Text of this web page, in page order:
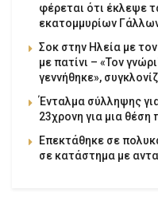
φέρεται ότι έκλεψε
εκατομμυρίων
Σοκ στην Ηλεία με
με πατίνι – «Τον
γεννήθηκε»,
Ένταλμα σύλληψης
23χρονη για μια θέση
Επεκτάθηκε σε
σε κατάστημα με